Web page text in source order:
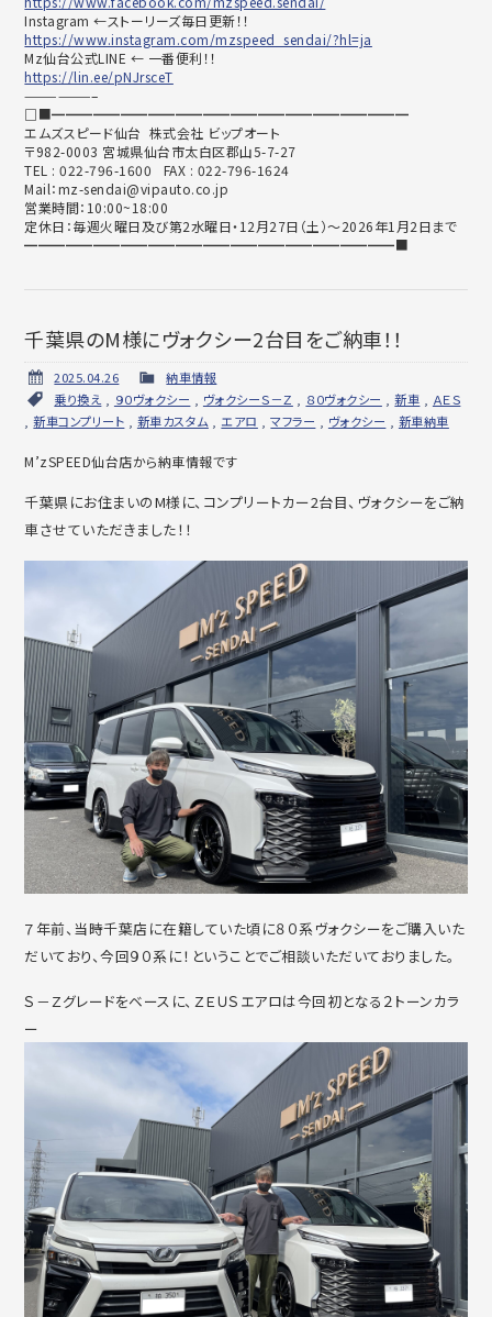
Instagram ←ストーリーズ毎日更新！！
https://www.instagram.com/mzspeed_sendai/?hl=ja
Mz仙台公式LINE ← 一番便利！！
https://lin.ee/pNJrsceT
——————–
□■━━━━━━━━━━━━━━━━━━━━━━━━━━
エムズスピード仙台 株式会社 ビップオート
〒982-0003 宮城県仙台市太白区郡山5-7-27
TEL : 022-796-1600 FAX : 022-796-1624
Mail：mz-sendai@vipauto.co.jp
営業時間：10:00~18:00
定休日：毎週火曜日及び第2水曜日・12月27日（土）～2026年1月2日まで
━━━━━━━━━━━━━━━━━━━━━━━━━━━■
千葉県のM様にヴォクシー2台目をご納車！！
2025.04.26
納車情報
乗り換え
９０ヴォクシー ヴォクシーＳ－Ｚ ８０ヴォクシー ,新車
ＡＥＳ
,新車コンプリート 新車カスタム エアロ ,マフラー ヴォクシー 新車納車
M’zSPEED仙台店から納車情報です
千葉県にお住まいのM様に、コンプリートカー2台目、ヴォクシーをご納
車させていただきました！！
７年前、当時千葉店に在籍していた頃に８０系ヴォクシーをご購入いた
だいており、今回９０系に！ということでご相談いただいておりました。
Ｓ－Ｚグレードをベースに、ＺＥＵＳエアロは今回初となる２トーンカラ
ー